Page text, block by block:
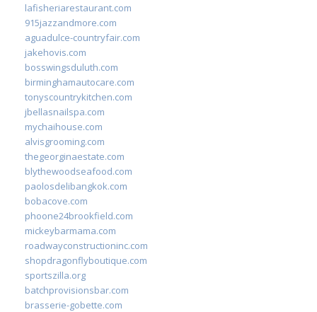
lafisheriarestaurant.com
915jazzandmore.com
aguadulce-countryfair.com
jakehovis.com
bosswingsduluth.com
birminghamautocare.com
tonyscountrykitchen.com
jbellasnailspa.com
mychaihouse.com
alvisgrooming.com
thegeorginaestate.com
blythewoodseafood.com
paolosdelibangkok.com
bobacove.com
phoone24brookfield.com
mickeybarmama.com
roadwayconstructioninc.com
shopdragonflyboutique.com
sportszilla.org
batchprovisionsbar.com
brasserie-gobette.com